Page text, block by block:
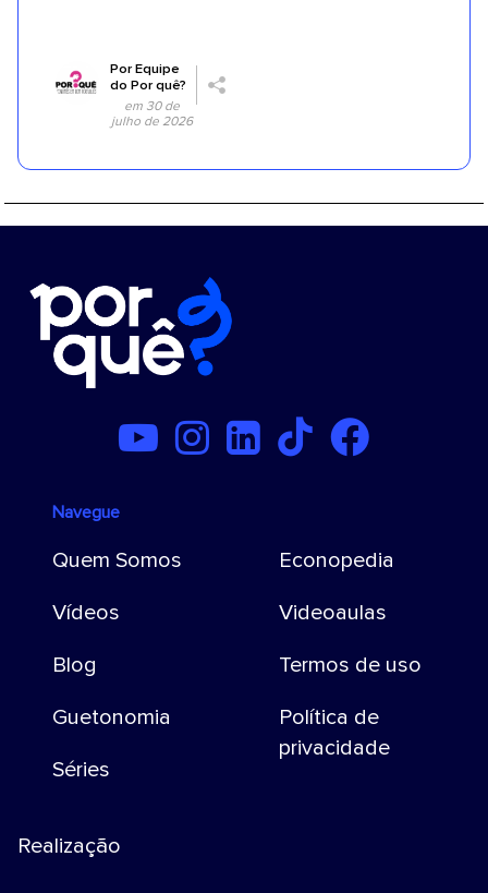
PorEquipe
do Por quê?
em 30 de
julho de 2026
Navegue
Quem Somos
Vídeos
Blog
Guetonomia
Séries
Econopedia
Videoaulas
Termos de uso
Política de
privacidade
Realização